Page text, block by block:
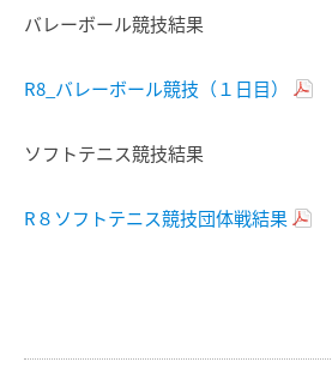
バレーボール競技結果
R8_バレーボール競技（１日目）
ソフトテニス競技結果
R８ソフトテニス競技団体戦結果